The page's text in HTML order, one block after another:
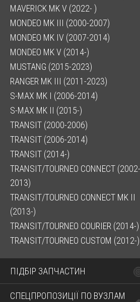
MAVERICK MK V (2022- )
MONDEO MK III (2000-2007)
MONDEO MK IV (2007-2014)
MONDEO MK V (2014-)
MUSTANG (2015-2023)
RANGER MK III (2011-2023)
S-MAX MK I (2006-2014)
S-MAX MK II (2015-)
TRANSIT (2000-2006)
TRANSIT (2006-2014)
TRANSIT (2014-)
TRANSIT/TOURNEO CONNECT (2002-
2013)
TRANSIT/TOURNEO CONNECT MK II
(2013-)
TRANSIT/TOURNEO COURIER (2014-)
TRANSIT/TOURNEO CUSTOM (2012-)
ПІДБІР ЗАПЧАСТИН
СПЕЦПРОПОЗИЦІЇ ПО ВУЗЛАМ